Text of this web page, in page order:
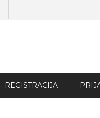
REGISTRACIJA